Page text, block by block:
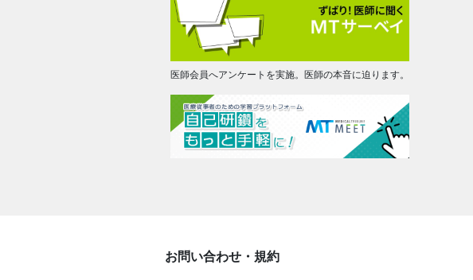
医師会員へアンケートを実施。医師の本音に迫ります。
お問い合わせ・規約